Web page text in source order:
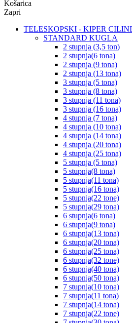
Košarica
Zapri
TELESKOPSKI - KIPER
STANDARD KUGLA
2 stupnja (3,5 ton)
2 stupnja(6 tona)
2 stupnja (9 tona)
2 stupnja (13 tona)
3 stupnja (5 tona)
3 stupnja (8 tona)
3 stupnja (11 tona)
3 stupnja (16 tona)
4 stupnja (7 tona)
4 stupnja (10 tona)
4 stupnja (14 tona)
4 stupnja (20 tona)
4 stupnja (25 tona)
5 stupnja (5 tona)
5 stupnja(8 tona)
5 stupnja(11 tona)
5 stupnja(16 tona)
5 stupnja(22 tone)
5 stupnja(29 tona)
6 stupnja(6 tona)
6 stupnja(9 tona)
6 stupnja(13 tona)
6 stupnja(20 tona)
6 stupnja(25 tona)
6 stupnja(32 tone)
6 stupnja(40 tona)
6 stupnja(50 tona)
7 stupnja(10 tona)
7 stupnja(11 tona)
7 stupnja(14 tona)
7 stupnja(22 tone)